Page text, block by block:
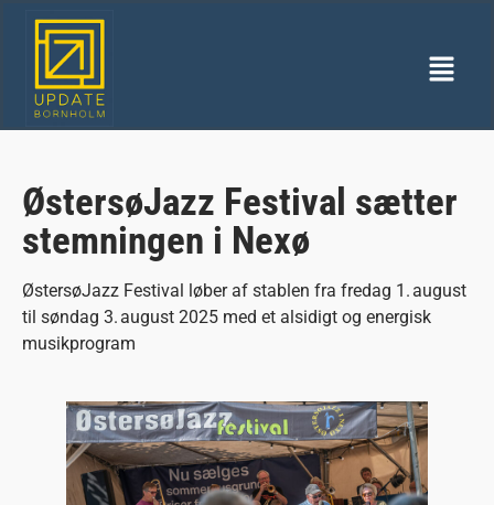
ØstersøJazz Festival sætter
stemningen i Nexø
ØstersøJazz Festival løber af stablen fra fredag 1. august
til søndag 3. august 2025 med et alsidigt og energisk
musikprogram